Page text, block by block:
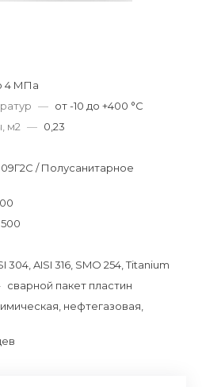
4 МПа
— от -10 до +400 °С
м2 — 0,23
09Г2С / Полусанитарное
500
304, AISI 316, SMO 254, Titanium
сварной пакет пластин
нефтегазовая,